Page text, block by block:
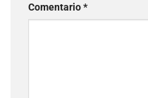
Comentario*